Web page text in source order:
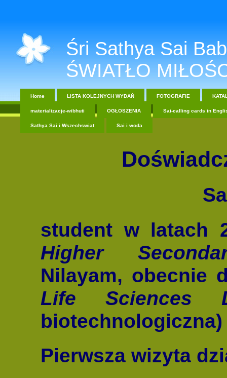
Śri Sathya Sai
ŚWIATŁO
Home LISTA KOLEJNYCH WYDAŃ FOTOGRAFIE
materializacje-wibhuti OGŁOSZENIA Sai-calling cards in
Sathya Sai i Wszechswiat Sai i woda
student w latach
Higher
Nilayam, obecnie
Life Sciences
Pierwsza wizyta